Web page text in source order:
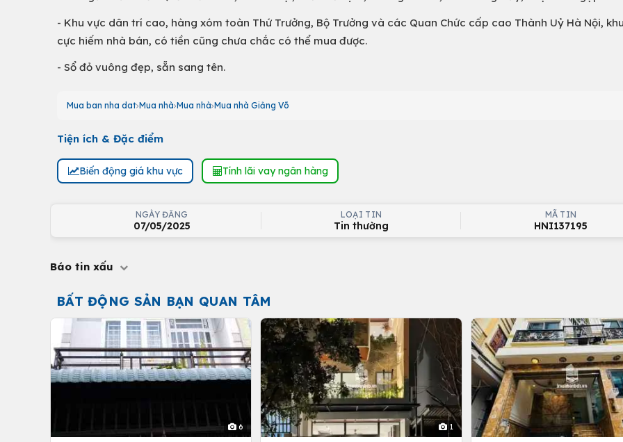
- Khu vực dân trí cao, hàng xóm toàn Thứ Trưởng, Bộ Trưởng và các Quan Chức cấp cao Thành Uỷ Hà Nội,
cực hiếm nhà bán, có tiền cũng chưa chắc có thể mua được.
- Sổ đỏ vuông đẹp, sẵn sang tên.
Mua ban nha dat Mua nhà Mua nhà Mua nhà Giảng Võ
Tiện ích & Đặc điểm
Biến động giá khu vực Tính lãi vay ngân hàng
NGÀY ĐĂNG
07/05/2025
LOẠI TIN
Tin thường
MÃ TIN
HNI137195
Báo tin xấu
BẤT ĐỘNG SẢN BẠN QUAN TÂM
6 1